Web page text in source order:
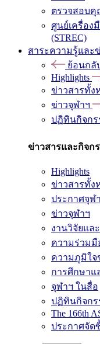
ตรวจสอบ
ศูนย์เครื่อง
(STREC)
สาระความรู้และ
ย้อนกลั
Highlights
ข่าวสารทั้ง
ข่าวจุฬาฯ
ปฏิทินกิจกร
ข่าวสารและกิจก
Highlights
ข่าวสารทั้ง
ประกาศจุฬ
ข่าวจุฬาฯ
งานวิจัยแล
ความร่วมมื
ความภูมิใจ
การศึกษาแ
จุฬาฯ ในสื่อ
ปฏิทินกิจกร
The 166th
ประกาศจัด